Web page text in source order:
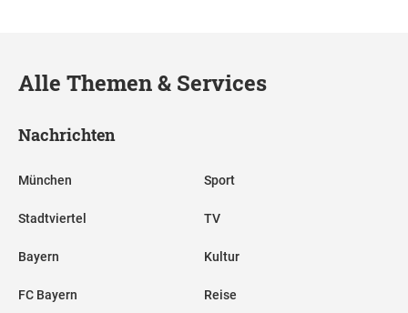
Alle Themen & Services
Nachrichten
München
Stadtviertel
Bayern
FC Bayern
Sport
TV
Kultur
Reise